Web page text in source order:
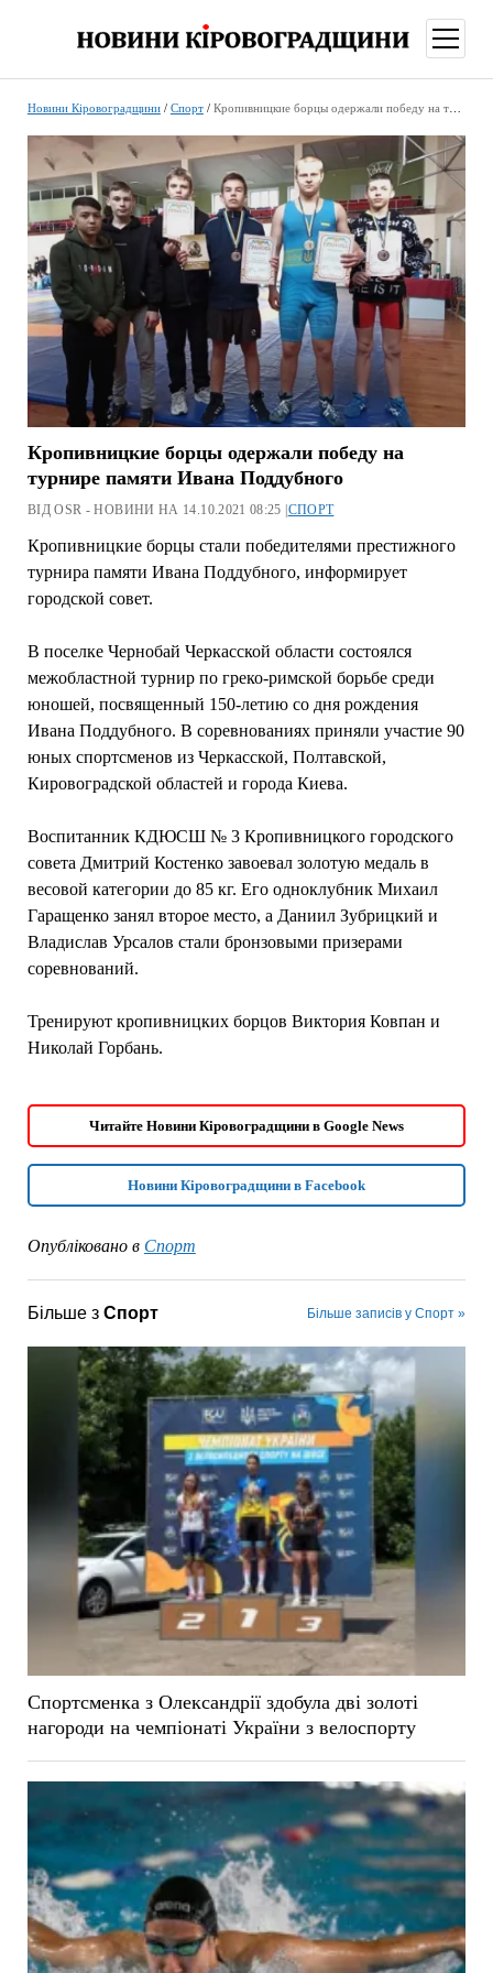
меню
Новини Кіровоградщини/ Спорт/ Кропивницкие борцы одержали победу на турнире памяти Ивана Поддубного
Кропивницкие борцы одержали победу на
турнире памяти Ивана Поддубного
ВІД OSR - НОВИНИ НА 14.10.2021 08:25 | СПОРТ
Кропивницкие борцы стали победителями престижного
турнира памяти Ивана Поддубного, информирует
городской совет.
В поселке Чернобай Черкасской области состоялся
межобластной турнир по греко-римской борьбе среди
юношей, посвященный 150-летию со дня рождения
Ивана Поддубного. В соревнованиях приняли участие 90
юных спортсменов из Черкасской, Полтавской,
Кировоградской областей и города Киева.
Воспитанник КДЮСШ № 3 Кропивницкого городского
совета Дмитрий Костенко завоевал золотую медаль в
весовой категории до 85 кг. Его одноклубник Михаил
Гаращенко занял второе место, а Даниил Зубрицкий и
Владислав Урсалов стали бронзовыми призерами
соревнований.
Тренируют кропивницких борцов Виктория Ковпан и
Николай Горбань.
Читайте Новини Кіровоградщини в Google News
Новини Кіровоградщини в Facebook
Опубліковано в Спорт
Більше з Спорт Більше записів у Спорт »
Спортсменка з Олександрії здобула дві золоті
нагороди на чемпіонаті України з велоспорту